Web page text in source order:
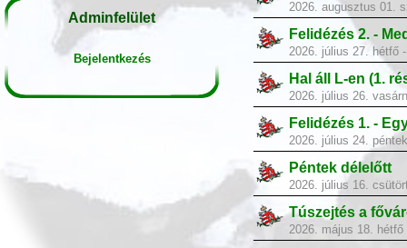
Adminfelület
Bejelentkezés
2026. augusztus 01.
Felidézés 2. -
2026. július 27. hétfő
Hal áll L-en (1.
2026. július 26.
Felidézés 1. -
2026. július 24.
Péntek délelőtt
2026. július 16.
Túszejtés a
2026. május 18.